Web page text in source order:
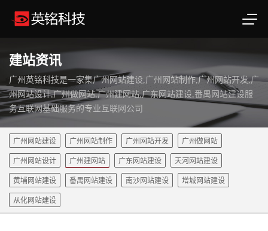
建站资讯
广州英铭科技是一家集广州网站建设,广州网站制作,广州网站开发,广
州网站设计,广州做网站,广州建网站,广东网站建设,番禺网站建设服
务互联网基础服务的专业互联网公司
广州网站建设 广州网站制作 广州网站开发 广州做网站
广州网站设计 广州建网站 广东网站建设 天河网站建设
黄埔网站建设 番禺网站建设 南沙网站建设 增城网站建设
从化网站建设